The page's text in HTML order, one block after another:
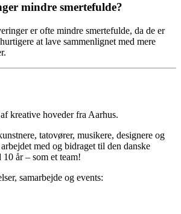
mindre smertefulde?
er ofte mindre smertefulde, da de er
at lave sammenlignet med mere
kreative hoveder fra Aarhus.
tatovører, musikere, designere og
med og bidraget til den danske
år – som et team!
samarbejde og events: